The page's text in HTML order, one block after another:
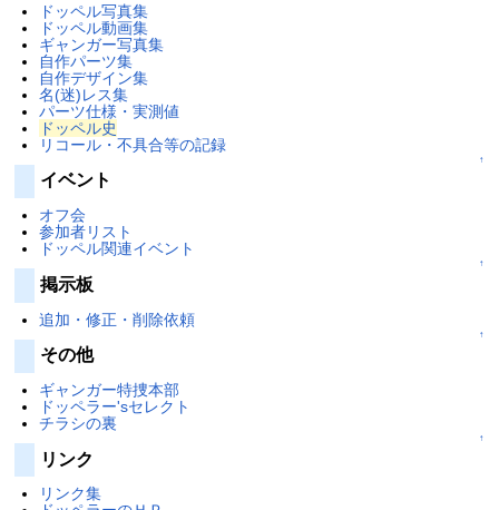
ドッペル写真集
ドッペル動画集
ギャンガー写真集
自作パーツ集
自作デザイン集
名(迷)レス集
パーツ仕様・実測値
ドッペル史
リコール・不具合等の記録
↑
イベント
オフ会
参加者リスト
ドッペル関連イベント
↑
掲示板
追加・修正・削除依頼
↑
その他
ギャンガー特捜本部
ドッペラー'sセレクト
チラシの裏
↑
リンク
リンク集